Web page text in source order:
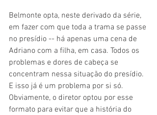
Belmonte opta, neste derivado da série,
em fazer com que toda a trama se passe
no presídio -- há apenas uma cena de
Adriano com a filha, em casa. Todos os
problemas e dores de cabeça se
concentram nessa situação do presídio.
E isso já é um problema por si só.
Obviamente, o diretor optou por esse
formato para evitar que a história do